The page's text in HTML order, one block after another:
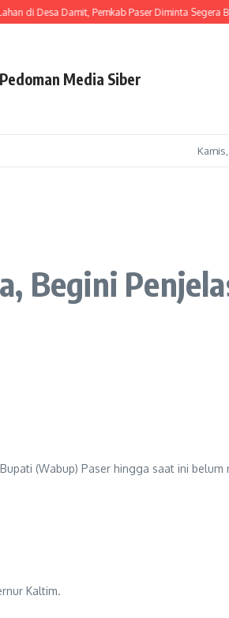
di Desa Damit, Pemkab Paser Diminta Segera
Pedoman Media Siber
Begini
(Wabup) Paser hingga saat ini belum
Kaltim.